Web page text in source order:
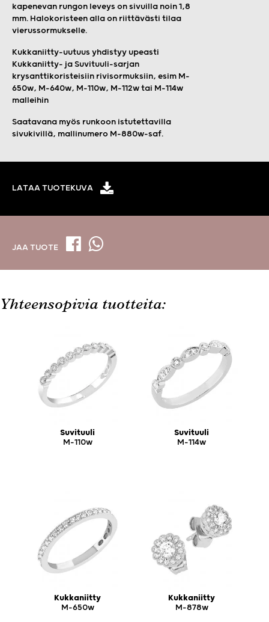
kapenevan rungon leveys on sivuilla noin 1,8
mm. Halokoristeen alla on riittävästi tilaa
vierussormukselle.
Kukkaniitty-uutuus yhdistyy upeasti
Kukkaniitty- ja Suvituuli-sarjan
krysanttikoristeisiin rivisormuksiin, esim M-
650w, M-640w, M-110w, M-112w tai M-114w
malleihin
Saatavana myös runkoon istutettavilla
sivukivillä, mallinumero M-880w-saf.
LATAA TUOTEKUVA
JAA TUOTE
Yhteensopivia tuotteita:
Suvituuli
M-110w
Suvituuli
M-114w
Kukkaniitty
M-650w
Kukkaniitty
M-878w